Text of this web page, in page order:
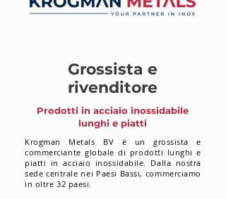
Grossista e
rivenditore
Prodotti in acciaio inossidabile
lunghi e piatti
Krogman Metals BV è un grossista e
commerciante globale di prodotti lunghi e
piatti in acciaio inossidabile. Dalla nostra
sede centrale nei Paesi Bassi, commerciamo
in oltre 32 paesi.